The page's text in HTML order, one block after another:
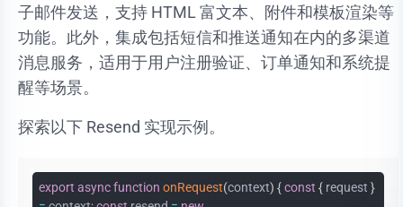
子邮件发送，支持 HTML 富文本、附件和模板渲染等
功能。此外，集成包括短信和推送通知在内的多渠道
消息服务，适用于用户注册验证、订单通知和系统提
醒等场景。
探索以下 Resend 实现示例。
export asyncfunction onRequest(context) {const { request }